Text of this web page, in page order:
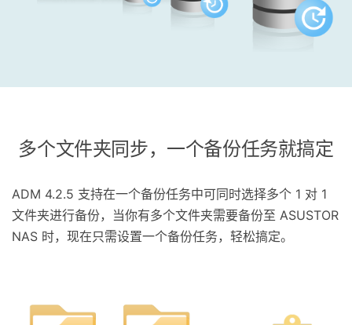
多个文件夹同步，一个备份任务就搞定
ADM 4.2.5 支持在一个备份任务中可同时选择多个 1 对 1
文件夹进行备份，当你有多个文件夹需要备份至 ASUSTOR
NAS 时，现在只需设置一个备份任务，轻松搞定。